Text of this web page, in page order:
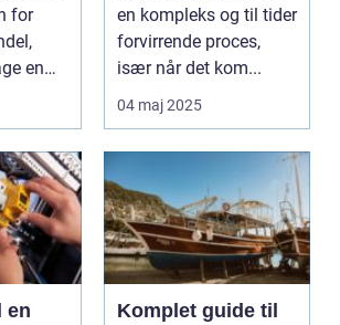
for
en
en kompleks og til tider
forvirrende proces,
især når det kom...
04 maj 2025
en
Komplet guide til